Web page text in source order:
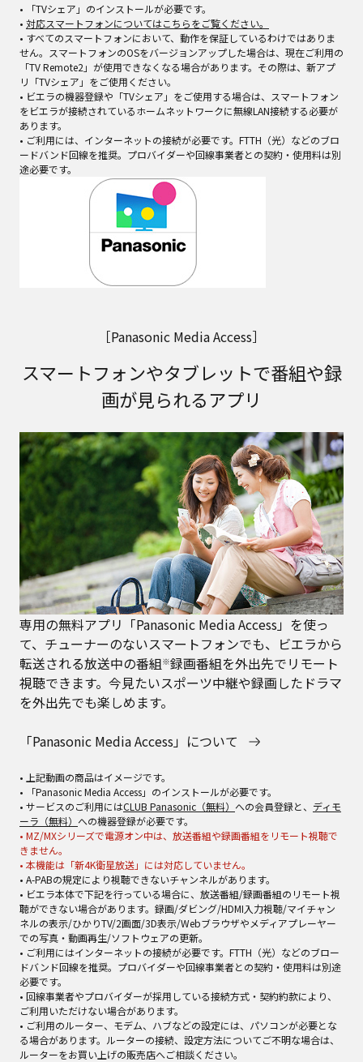
• 「TVシェア」のインストールが必要です。
• 対応スマートフォンについてはこちらをご覧ください。
• すべてのスマートフォンにおいて、動作を保証しているわけではありま
せん。スマートフォンのOSをバージョンアップした場合は、現在ご利用の
「TV Remote2」が使用できなくなる場合があります。その際は、新アプ
リ「TVシェア」をご使用ください。
• ビエラの機器登録や「TVシェア」をご使用する場合は、スマートフォン
をビエラが接続されているホームネットワークに無線LAN接続する必要が
あります。
• ご利用には、インターネットの接続が必要です。FTTH（光）などのブロ
ードバンド回線を推奨。プロバイダーや回線事業者との契約・使用料は別
途必要です。
［Panasonic Media Access］
スマートフォンやタブレットで番組や録
画が見られるアプリ
専用の無料アプリ「Panasonic Media Access」を使っ
て、チューナーのないスマートフォンでも、ビエラから
転送される放送中の番組※録画番組を外出先でリモート
視聴できます。今見たいスポーツ中継や録画したドラマ
を外出先でも楽しめます。
「Panasonic Media Access」について
• 上記動画の商品はイメージです。
• 「Panasonic Media Access」のインストールが必要です。
• サービスのご利用にはCLUB Panasonic（無料） への会員登録と、 ディモ
ーラ（無料） への機器登録が必要です。
• MZ/MXシリーズで電源オン中は、放送番組や録画番組をリモート視聴で
きません。
• 本機能は「新4K衛星放送」には対応していません。
• A-PABの規定により視聴できないチャンネルがあります。
• ビエラ本体で下記を行っている場合に、放送番組/録画番組のリモート視
聴ができない場合があります。録画/ダビング/HDMI入力視聴/マイチャン
ネルの表示/ひかりTV/2画面/3D表示/Webブラウザやメディアプレーヤー
での写真・動画再生/ソフトウェアの更新。
• ご利用にはインターネットの接続が必要です。FTTH（光）などのブロー
ドバンド回線を推奨。プロバイダーや回線事業者との契約・使用料は別途
必要です。
• 回線事業者やプロバイダーが採用している接続方式・契約約款により、
ご利用いただけない場合があります。
• ご利用のルーター、モデム、ハブなどの設定には、パソコンが必要とな
る場合があります。ルーターの接続、設定方法についてご不明な場合は、
ルーターをお買い上げの販売店へご相談ください。